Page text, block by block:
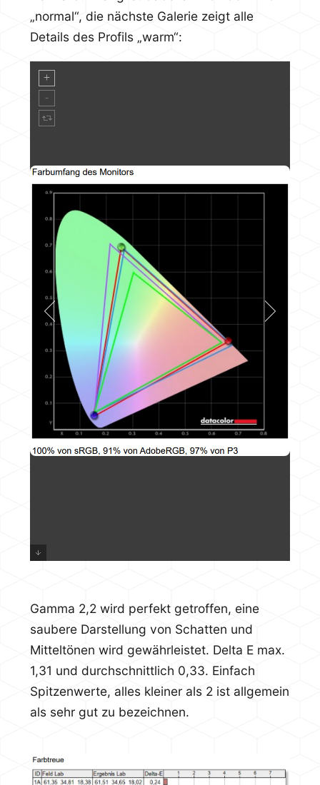
„normal“, die nächste Galerie zeigt alle
Details des Profils „warm“:
Gamma 2,2 wird perfekt getroffen, eine
saubere Darstellung von Schatten und
Mitteltönen wird gewährleistet. Delta E max.
1,31 und durchschnittlich 0,33. Einfach
Spitzenwerte, alles kleiner als 2 ist allgemein
als sehr gut zu bezeichnen.